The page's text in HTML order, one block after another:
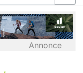
Annonce